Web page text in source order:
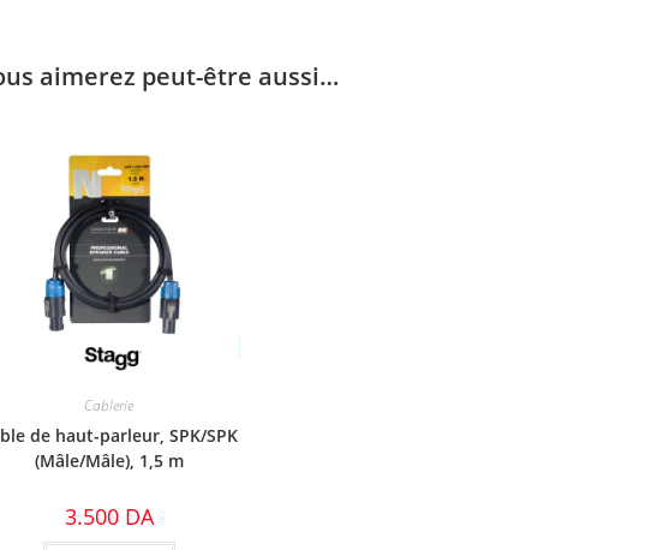
aimerez peut-être aussi…
Cablerie
de haut-parleur, SPK/SPK
(Mâle/Mâle), 1,5 m
3.500DA